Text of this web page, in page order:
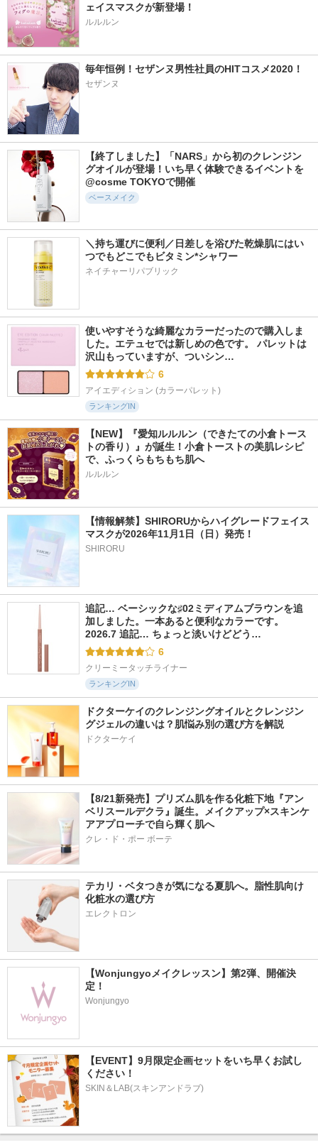
ェイスマスクが新登場！
ルルルン
毎年恒例！セザンヌ男性社員のHITコスメ2020！
セザンヌ
【終了しました】「NARS」から初のクレンジン
グオイルが登場！いち早く体験できるイベントを
@cosme TOKYOで開催
ベースメイク
＼持ち運びに便利／日差しを浴びた乾燥肌にはい
つでもどこでもビタミン*シャワー
ネイチャーリパブリック
使いやすそうな綺麗なカラーだったので購入しま
した。エテュセでは新しめの色です。 パレットは
沢山もっていますが、ついシン…
6
アイエディション (カラーパレット)
ランキングIN
【NEW】『愛知ルルルン（できたての小倉トース
トの香り）』が誕生！小倉トーストの美肌レシピ
で、ふっくらもちもち肌へ
ルルルン
【情報解禁】SHIRORUからハイグレードフェイス
マスクが2026年11月1日（日）発売！
SHIRORU
追記… ベーシックな♯02ミディアムブラウンを追
加しました。一本あると便利なカラーです。
2026.7 追記… ちょっと淡いけどどう…
6
クリーミータッチライナー
ランキングIN
ドクターケイのクレンジングオイルとクレンジン
グジェルの違いは？肌悩み別の選び方を解説
ドクターケイ
【8/21新発売】プリズム肌を作る化粧下地『アン
ベリスールデクラ』誕生。メイクアップ×スキンケ
アアプローチで自ら輝く肌へ
クレ・ド・ポー ボーテ
テカリ・ベタつきが気になる夏肌へ。脂性肌向け
化粧水の選び方
エレクトロン
【Wonjungyoメイクレッスン】第2弾、開催決
定！
Wonjungyo
【EVENT】9月限定企画セットをいち早くお試し
ください！
SKIN＆LAB(スキンアンドラブ)